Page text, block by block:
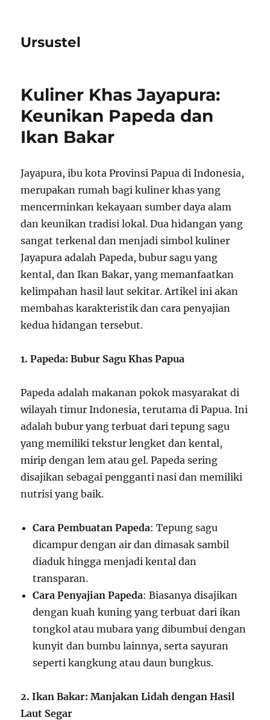
Ursustel
Kuliner Khas Jayapura:
Keunikan Papeda dan
Ikan Bakar
Jayapura, ibu kota Provinsi Papua di Indonesia,
merupakan rumah bagi kuliner khas yang
mencerminkan kekayaan sumber daya alam
dan keunikan tradisi lokal. Dua hidangan yang
sangat terkenal dan menjadi simbol kuliner
Jayapura adalah Papeda, bubur sagu yang
kental, dan Ikan Bakar, yang memanfaatkan
kelimpahan hasil laut sekitar. Artikel ini akan
membahas karakteristik dan cara penyajian
kedua hidangan tersebut.
1. Papeda: Bubur Sagu Khas Papua
Papeda adalah makanan pokok masyarakat di
wilayah timur Indonesia, terutama di Papua. Ini
adalah bubur yang terbuat dari tepung sagu
yang memiliki tekstur lengket dan kental,
mirip dengan lem atau gel. Papeda sering
disajikan sebagai pengganti nasi dan memiliki
nutrisi yang baik.
Cara Pembuatan Papeda: Tepung sagu
dicampur dengan air dan dimasak sambil
diaduk hingga menjadi kental dan
transparan.
Cara Penyajian Papeda: Biasanya disajikan
dengan kuah kuning yang terbuat dari ikan
tongkol atau mubara yang dibumbui dengan
kunyit dan bumbu lainnya, serta sayuran
seperti kangkung atau daun bungkus.
2. Ikan Bakar: Manjakan Lidah dengan Hasil
Laut Segar